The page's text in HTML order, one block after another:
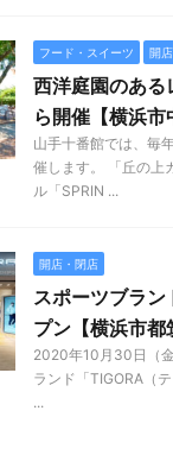
フード・スイーツ 開
西洋庭園のあ
ら開催【横浜市
山手十番館では、毎
催します。 「丘の上
ル「SPRIN ...
開店・閉店
スポーツブラ
プン【横浜市都
2020年10月30日（
ランド「TIGORA（
...